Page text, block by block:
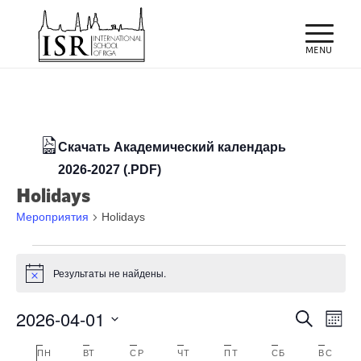
Скачать Академический календарь
2026-2027 (.PDF)
Holidays
Мероприятия Holidays
Мероприятия
ЗаметкаРезультаты не найдены.
Поиск
Поиск
2026-04-01
Выбрать
ПН ПОНЕДЕЛЬНИК
ВТ ВТОРНИК
СР СРЕДАЧТ ЧЕТВЕРГ
ПТ ПЯТНИЦА
СБ СУББОТА
ВС